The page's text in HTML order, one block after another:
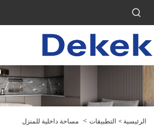
الرئيسية > التطبيقات > مساحة داخلية للمنزل